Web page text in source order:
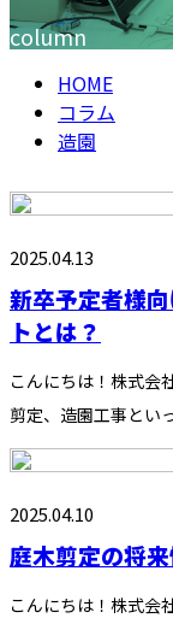
column
HOME
コラム
造園
2025.04.13
新卒予定者様
トとは？
こんにちは！株式会
剪定、造園工事とい
2025.04.10
庭木剪定の将来
こんにちは！株式会